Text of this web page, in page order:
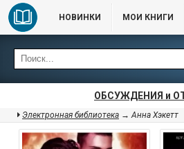
НОВИНКИ МОИ КНИГИ
ОБСУЖДЕНИЯ и
Электронная библиотека → Анна Хэкетт